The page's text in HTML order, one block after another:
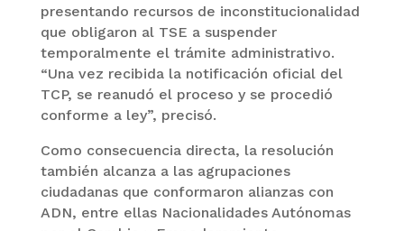
presentando recursos de inconstitucionalidad
que obligaron al TSE a suspender
temporalmente el trámite administrativo.
“Una vez recibida la notificación oficial del
TCP, se reanudó el proceso y se procedió
conforme a ley”, precisó.
Como consecuencia directa, la resolución
también alcanza a las agrupaciones
ciudadanas que conformaron alianzas con
ADN, entre ellas Nacionalidades Autónomas